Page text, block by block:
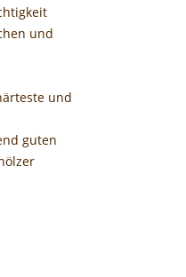
und
und
guten